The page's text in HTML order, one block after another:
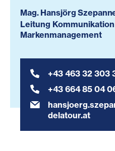
Mag. Hansjörg
Leitung
Markenmanagement
+43 463 32 303
+43 664 85 04
delatour.at